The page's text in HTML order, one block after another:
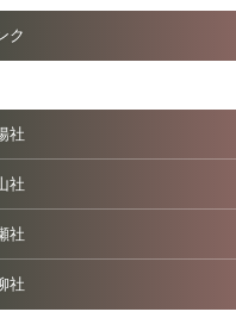
ク
社
社
社
社